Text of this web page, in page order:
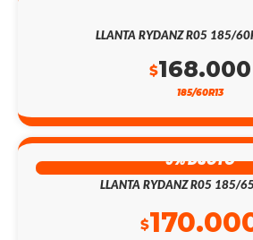
LLANTA RYDANZ R05 185/
$168.000
185/60R13
9% DSCTO
LLANTA RYDANZ R05 185/
$